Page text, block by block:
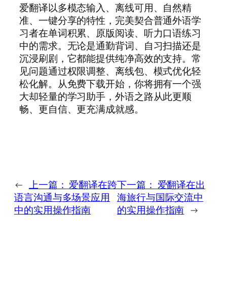
爱翻译以多模态输入、离线可用、自然精
准、一键分享的特性，完美契合普通外语学
习者在单词积累、原版阅读、听力口语练习
中的需求。无论是通勤背词、自习扫描还是
沉浸刷剧，它都能提供纯净高效的支持。常
见问题通过权限调整、离线包、模式优化轻
松化解。从免费下载开始，你将拥有一个强
大却轻量的学习助手，外语之路从此更顺
畅、更自信、更充满成就感。
← 上一篇： 爱翻译在跨
语言沟通与多场景应用
中的实用操作指南
下一篇： 爱翻译在出
海旅行与国际交流中
的实用操作指南 →